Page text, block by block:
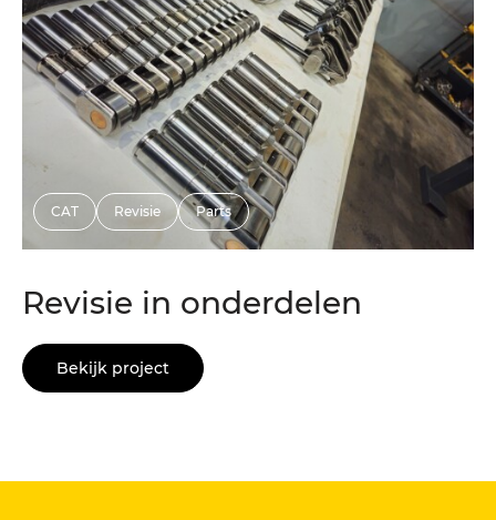
CAT Revisie Parts
Revisie in onderdelen
Bekijk project